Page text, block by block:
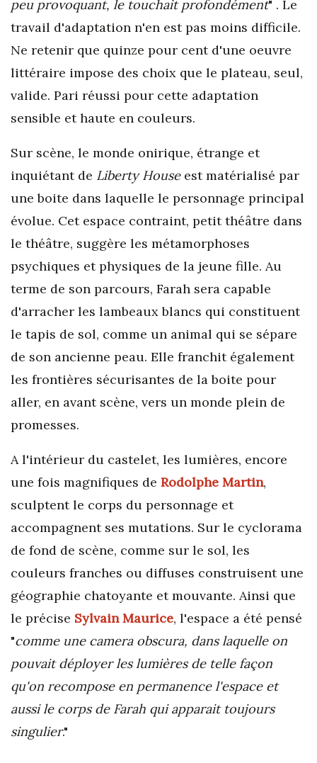
peu provoquant, le touchait profondément" . Le
travail d'adaptation n'en est pas moins difficile.
Ne retenir que quinze pour cent d'une oeuvre
littéraire impose des choix que le plateau, seul,
valide. Pari réussi pour cette adaptation
sensible et haute en couleurs.
Sur scène, le monde onirique, étrange et
inquiétant de Liberty Houseest matérialisé par
une boite dans laquelle le personnage principal
évolue. Cet espace contraint, petit théâtre dans
le théâtre, suggère les métamorphoses
psychiques et physiques de la jeune fille. Au
terme de son parcours, Farah sera capable
d'arracher les lambeaux blancs qui constituent
le tapis de sol, comme un animal qui se sépare
de son ancienne peau. Elle franchit également
les frontières sécurisantes de la boite pour
aller, en avant scène, vers un monde plein de
promesses.
A l'intérieur du castelet, les lumières, encore
une fois magnifiques de Rodolphe Martin,
sculptent le corps du personnage et
accompagnent ses mutations. Sur le cyclorama
de fond de scène, comme sur le sol, les
couleurs franches ou diffuses construisent une
géographie chatoyante et mouvante. Ainsi que
le précise Sylvain Maurice, l'espace a été pensé
"comme une camera obscura, dans laquelle on
pouvait déployer les lumières de telle façon
qu'on recompose en permanence l'espace et
aussi le corps de Farah qui apparait toujours
singulier."